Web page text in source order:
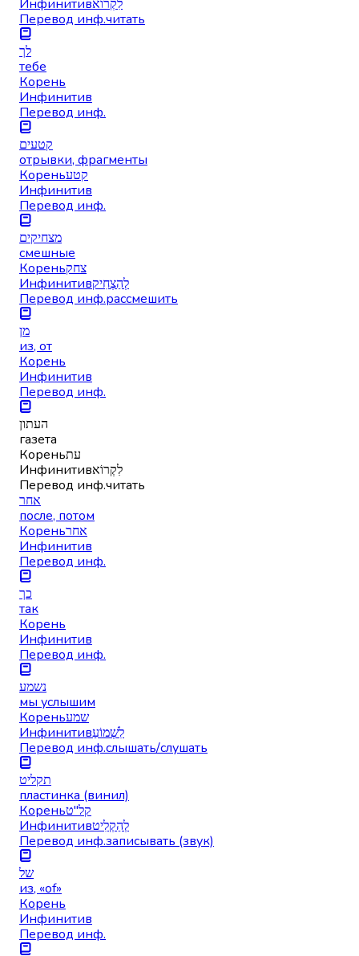
Инфинитивלִקְרוֹא
Перевод инф.читать
לך
тебе
Корень
Инфинитив
Перевод инф.
קטעים
отрывки, фрагменты
Кореньקטע
Инфинитив
Перевод инф.
מצחיקים
смешные
Кореньצחק
Инфинитивלְהַצְחִיק
Перевод инф.рассмешить
מן
из, от
Корень
Инфинитив
Перевод инф.
העתון
газета
Кореньעת
Инфинитивלִקְרוֹא
Перевод инф.читать
אחר
после, потом
Кореньאחר
Инфинитив
Перевод инф.
כך
так
Корень
Инфинитив
Перевод инф.
נשמע
мы услышим
Кореньשמע
Инфинитивלִשְׁמוֹעַ
Перевод инф.слышать/слушать
תקליט
пластинка (винил)
Кореньקל"ט
Инфинитивלְהַקְלִיט
Перевод инф.записывать (звук)
של
из, «of»
Корень
Инфинитив
Перевод инф.